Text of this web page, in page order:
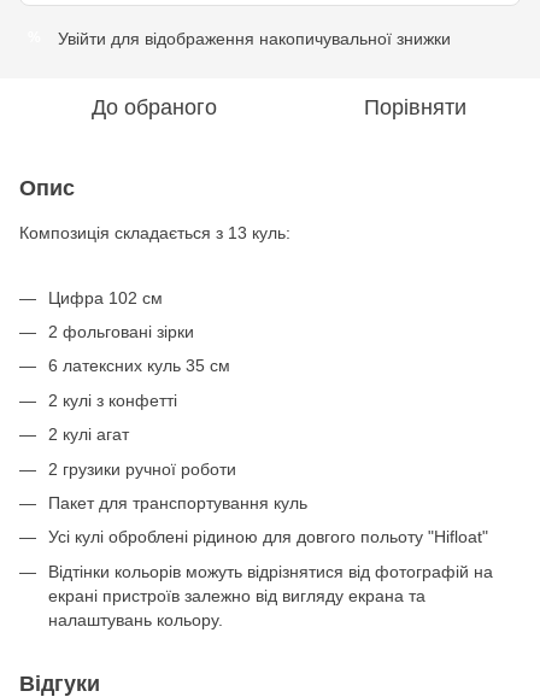
Увійти для відображення накопичувальної знижки
До обраного Порівняти
Опис
Композиція складається з 13 куль:
Цифра 102 см
2 фольговані зірки
6 латексних куль 35 см
2 кулі з конфетті
2 кулі агат
2 грузики ручної роботи
Пакет для транспортування куль
Усі кулі оброблені рідиною для довгого польоту "Hifloat"
Відтінки кольорів можуть відрізнятися від фотографій на
екрані пристроїв залежно від вигляду екрана та
налаштувань кольору.
Відгуки